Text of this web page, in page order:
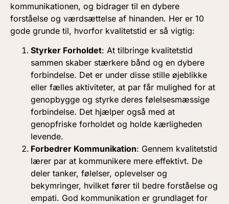
kommunikationen, og bidrager til en dybere
forståelse og værdsættelse af hinanden. Her er 10
gode grunde til, hvorfor kvalitetstid er så vigtig:
Styrker Forholdet: At tilbringe kvalitetstid
sammen skaber stærkere bånd og en dybere
forbindelse. Det er under disse stille øjeblikke
eller fælles aktiviteter, at par får mulighed for at
genopbygge og styrke deres følelsesmæssige
forbindelse. Det hjælper også med at
genopfriske forholdet og holde kærligheden
levende.
Forbedrer Kommunikation: Gennem kvalitetstid
lærer par at kommunikere mere effektivt. De
deler tanker, følelser, oplevelser og
bekymringer, hvilket fører til bedre forståelse og
empati. God kommunikation er grundlaget for